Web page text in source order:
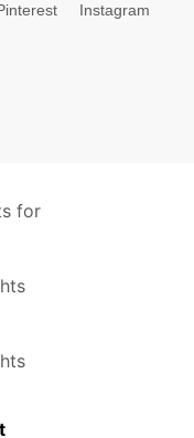
Instagram
for